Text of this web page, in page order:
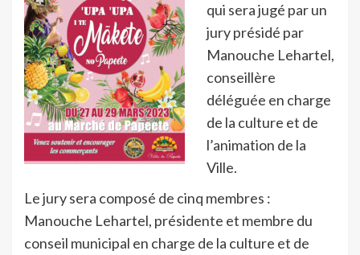
qui sera jugé par un
jury présidé par
Manouche Lehartel,
conseillère
déléguée en charge
de la culture et de
l’animation de la
Ville.
Le jury sera composé de cinq membres :
Manouche Lehartel, présidente et membre du
conseil municipal en charge de la culture et de